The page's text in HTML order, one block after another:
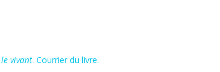
vivant. Courrier du livre.